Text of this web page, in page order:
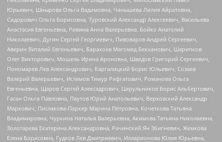
Юрьевич, Шнырова Ольга Вадимовна, Чанышева Лилия Айратовна,
Сидорович Ольга Борисовна, Туровский Александр Алексеевич, Васильева
Анастасия Евгеньевна, Ривина Анна Валерьевна, Бойко Анатолий
Николаевич, Дугин Сергей Георгиевич, Пивоваров Андрей Сергеевич,
Аверин Виталий Евгеньевич, Барахоев Магомед Бекханович, Шарипков
Олег Викторович, Мошель Ирина Ароновна, Шведов Григорий Сергеевич,
Пономарев Лев Александрович, Каргалицкий Борис Юльевич, Созаев
Валерий Валерьевич, Исламов Тимур Рифгатович, Романова Ольга
Евгеньевна, Щаров Сергей Алексадрович, Цирульников Борис Альбертович,
Гасан Ольга Павловна, Паутов Юрий Анатольевич, Верховский Александр
Маркович, Пислакова-Паркер Марина Петровна, Кочеткова Татьяна
Владимировна, Чуркина Наталья Валерьевна, Акимова Татьяна Николаевна,
Золотарева Екатерина Александровна, Рачинский Ян Збигневич, Жемкова
Елена Борисовна, Гудков Лев Дмитриевич, Илларионова Юлия Юрьевна,